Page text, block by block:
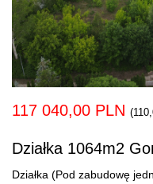
117 040,00 PLN
Działka 1064m2
Działka (Pod zabudowę